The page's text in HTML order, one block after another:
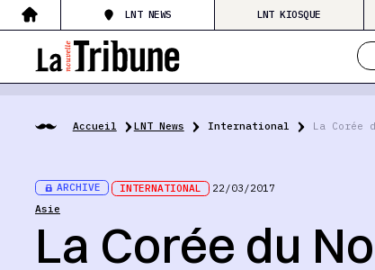
LNT NEWS LNT KIOSQUE
Accueil LNT News International La Corée
ARCHIVE INTERNATIONAL
22/03/2017
Asie
La Corée du